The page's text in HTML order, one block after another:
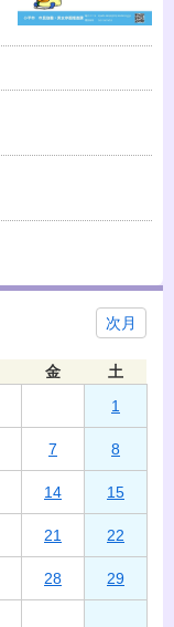
次月
金
土
1
7 8
14 15
21 22
28 29